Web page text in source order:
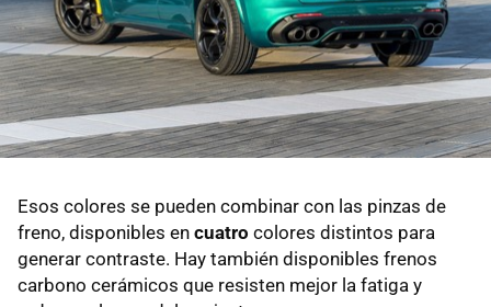
Esos colores se pueden combinar con las pinzas de
freno, disponibles en cuatro colores distintos para
generar contraste. Hay también disponibles frenos
carbono cerámicos que resisten mejor la fatiga y